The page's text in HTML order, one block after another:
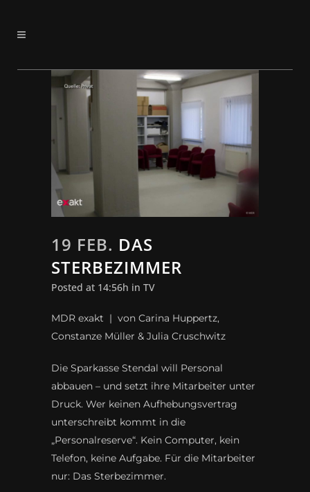
19 FEB. DAS
STERBEZIMMER
Posted at 14:56h in TV
MDR exakt | von Carina Huppertz,
Constanze Müller & Julia Cruschwitz
Die Sparkasse Stendal will Personal
abbauen – und setzt ihre Mitarbeiter unter
Druck. Wer keinen Aufhebungsvertrag
unterschreibt kommt in die
„Personalreserve“. Kein Computer, kein
Telefon, keine Aufgabe. Für die Mitarbeiter
nur: Das Sterbezimmer.